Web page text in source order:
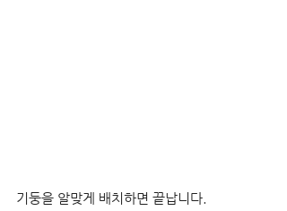
기둥을 알맞게 배치하면 끝납니다.